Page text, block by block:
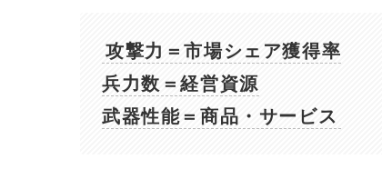
攻撃力＝市場シェア獲得率
兵力数＝経営資源
武器性能＝商品・サービス